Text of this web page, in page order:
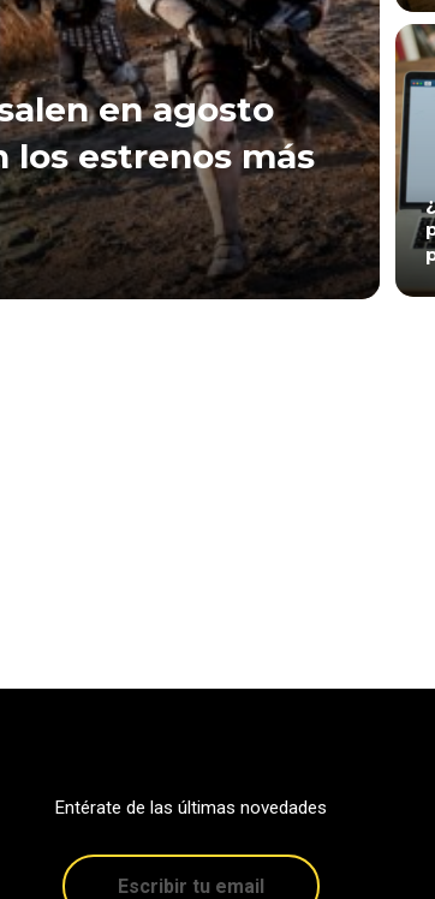
en agosto
los estrenos más
Entérate de las últimas novedades